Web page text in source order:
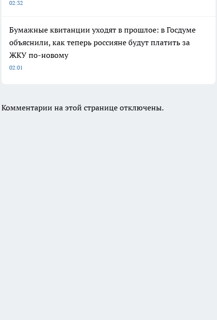
02:32
Бумажные квитанции уходят в прошлое: в Госдуме
объяснили, как теперь россияне будут платить за
ЖКУ по-новому
02:01
Комментарии на этой странице отключены.